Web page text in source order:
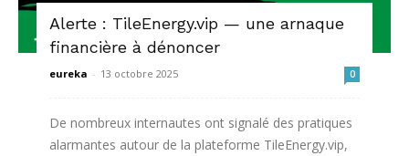
Alerte : TileEnergy.vip — une arnaque
financière à dénoncer
eureka - 13 octobre 2025 0
De nombreux internautes ont signalé des pratiques
alarmantes autour de la plateforme TileEnergy.vip,